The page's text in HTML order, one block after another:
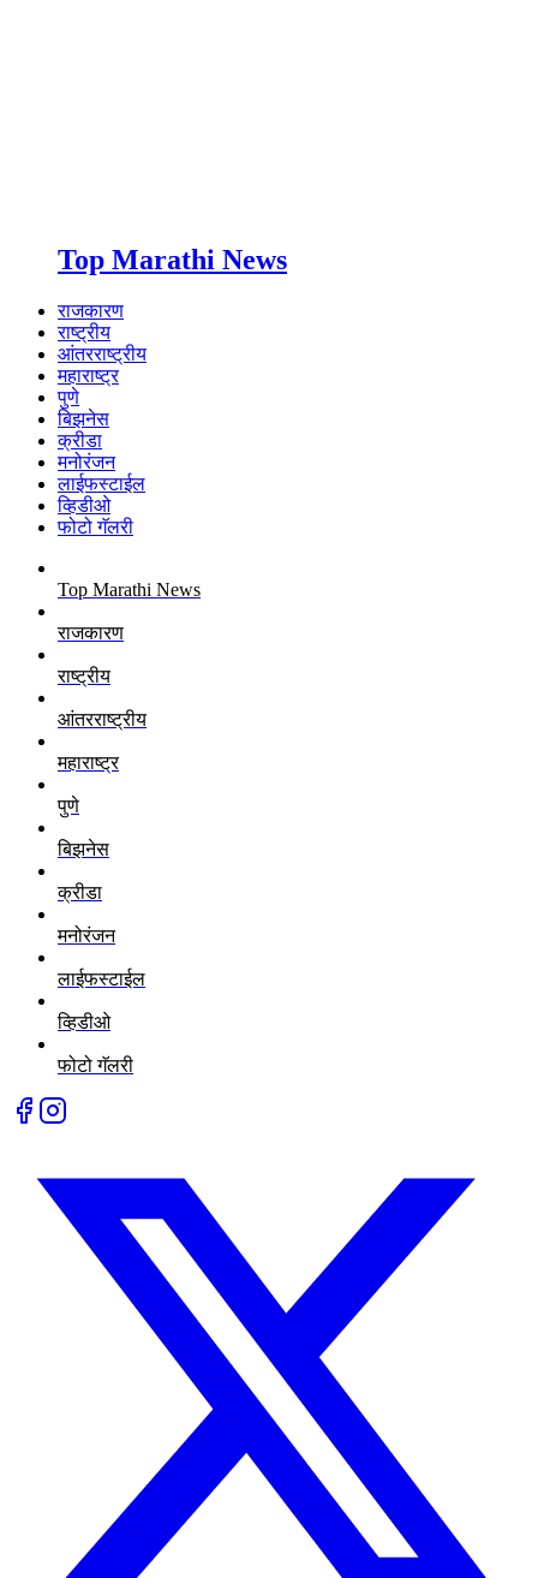
Top Marathi News
राजकारण
राष्ट्रीय
आंतरराष्ट्रीय
महाराष्ट्र
पुणे
बिझनेस
क्रीडा
मनोरंजन
लाईफस्टाईल
व्हिडीओ
फोटो गॅलरी
Top Marathi News
राजकारण
राष्ट्रीय
आंतरराष्ट्रीय
महाराष्ट्र
पुणे
बिझनेस
क्रीडा
मनोरंजन
लाईफस्टाईल
व्हिडीओ
फोटो गॅलरी